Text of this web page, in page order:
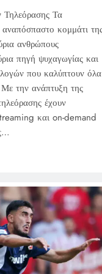
Τα
κομμάτι
ανθρώπους
πηγή ψυχαγωγίας και
που καλύπτουν όλα
Με την ανάπτυξη της
έχουν
και on-demand